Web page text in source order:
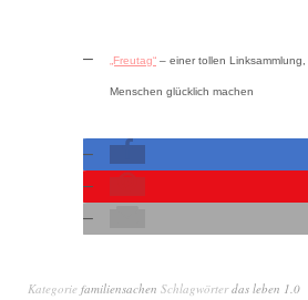
„Freutag“ – einer tollen
Menschen glücklich machen
Kategorie familiensachen Schlagwörterdas leben 1.0